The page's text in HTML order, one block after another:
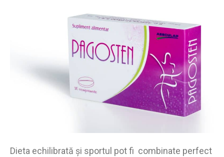
Dieta echilibrată și sportul pot fi combinate perfect